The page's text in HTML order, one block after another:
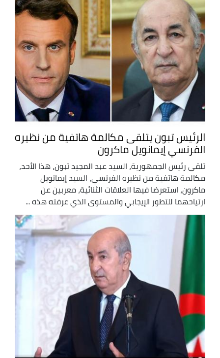
الرئيس تبون يتلقى مكالمة هاتفية من نظيره
الفرنسي إيمانويل ماكرون
تلقى رئيس الجمهورية، السيد عبد المجيد تبون، هذا الأحد،
مكالمة هاتفية من نظيره الفرنسي، السيد إيمانويل
ماكرون، استعرضا فيها العلاقات الثنائية، معربين عن
ارتياحهما للتطور الإيجابي والمستوى الذي عرفته هذه ...